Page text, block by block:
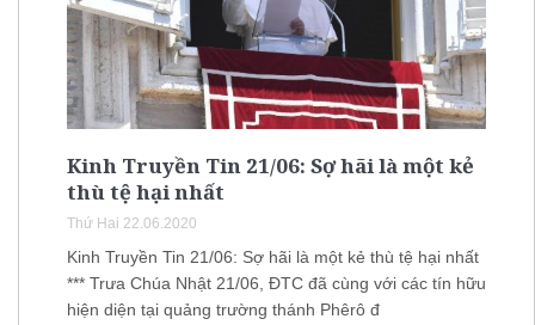
Kinh Truyền Tin 21/06: Sợ hãi là một kẻ
thù tệ hại nhất
Thứ Hai 22.06.2020
Kinh Truyền Tin 21/06: Sợ hãi là một kẻ thù tệ hại nhất
*** Trưa Chúa Nhật 21/06, ĐTC đã cùng với các tín hữu
hiện diện tại quảng trường thánh Phêrô đ